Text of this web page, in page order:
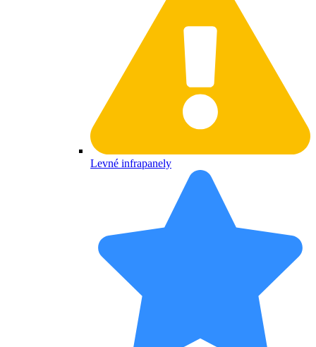
Levné infrapanely